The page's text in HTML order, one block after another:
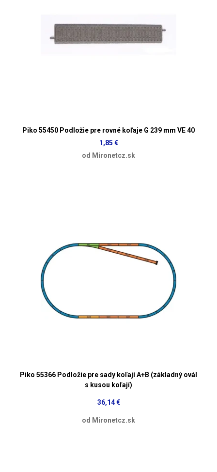
Piko 55450 Podložie pre rovné koľaje G 239 mm VE 40
1,85 €
od Mironetcz.sk
Piko 55366 Podložie pre sady koľají A+B (základný ovál
s kusou koľají)
36,14 €
od Mironetcz.sk